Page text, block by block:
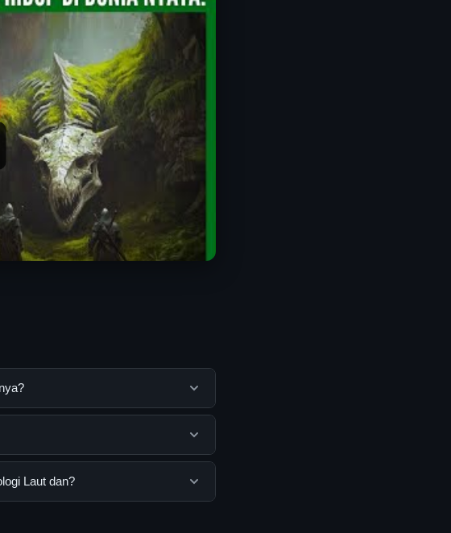
membantu pengguna
pengguna. Tidak ada biaya
Laut dan?